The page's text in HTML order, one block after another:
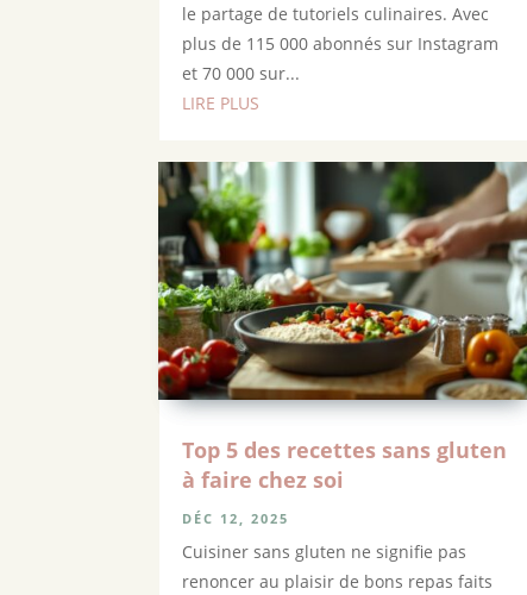
le partage de tutoriels culinaires. Avec
plus de 115 000 abonnés sur Instagram
et 70 000 sur...
LIRE PLUS
Top 5 des recettes sans gluten
à faire chez soi
DÉC 12, 2025
Cuisiner sans gluten ne signifie pas
renoncer au plaisir de bons repas faits